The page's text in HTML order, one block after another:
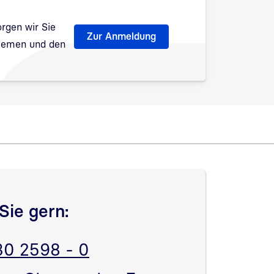
wir Sie
und den
Zur Anmeldung
gern:
2598 - 0